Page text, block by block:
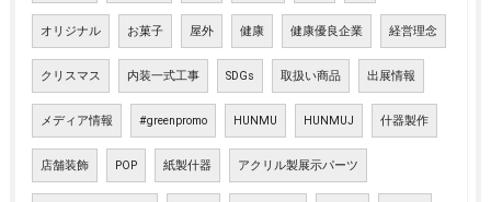
オリジナル お菓子 屋外 健康 健康優良企業 経営理念
クリスマス 内装一式工事 SDGs 取扱い商品 出展情報
メディア情報 #greenpromo HUNMU HUNMUJ 什器製作
店舗装飾 POP 紙製什器 アクリル製展示パーツ